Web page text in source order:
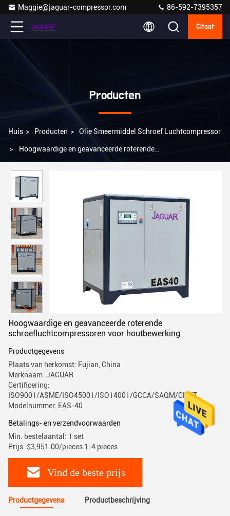
Maggie@jaguar-compressor.com 86-592-7395357
Citaat
Producten
Huis > Producten > Olie Smeermiddel Schroef Luchtcompressor
> Hoogwaardige en geavanceerde roterende
Hoogwaardige en geavanceerde roterende
schroefluchtcompressoren voor houtbewerking
Productgegevens
Plaats van herkomst: Fujian, China
Merknaam: JAGUAR
Certificering:
ISO9001/ASME/ISO45001/ISO14001/GCCA/SAQM/CMIIT
Modelnummer: EAS-40
Betalings- en verzendvoorwaarden
Min. bestelaantal: 1 set
Prijs: $3,951.00/pieces 1-4 pieces
Vind de beste prijs
Productgegevens Productbeschrijving